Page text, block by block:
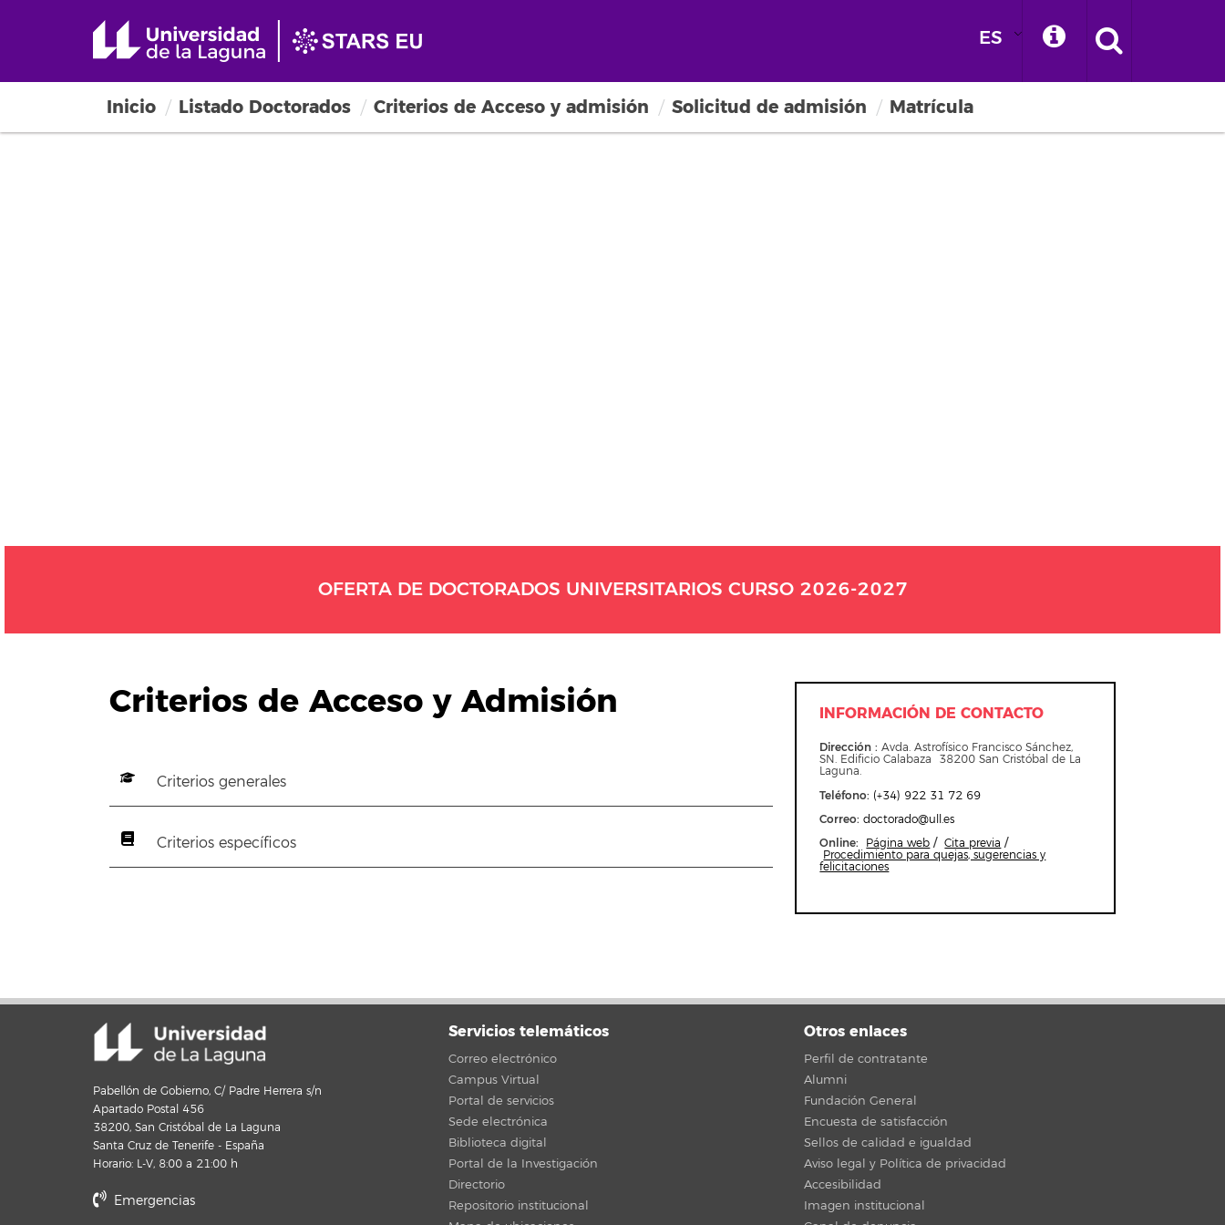
ES
Inicio Listado Doctorados Criterios de Acceso y admisión Solicitud de admisión Matrícula
OFERTA DE DOCTORADOS UNIVERSITARIOS CURSO 2026-2027
Criterios de Acceso y Admisión
Criterios generales
Criterios específicos
INFORMACIÓN DE CONTACTO
Dirección :Avda. Astrofísico Francisco Sánchez,
SN. Edificio Calabaza 38200 San Cristóbal de La
Laguna.
Teléfono: (+34) 922 31 72 69
Correo:doctorado@ull.es
Online: Página web / Cita previa /
Procedimiento para quejas, sugerencias y
felicitaciones
Pabellón de Gobierno, C/ Padre Herrera s/n
Apartado Postal 456
38200, San Cristóbal de La Laguna
Santa Cruz de Tenerife - España
Horario: L-V, 8:00 a 21:00 h
Emergencias
Servicios telemáticos
Correo electrónico
Campus Virtual
Portal de servicios
Sede electrónica
Biblioteca digital
Portal de la Investigación
Directorio
Repositorio institucional
Otros enlaces
Perfil de contratante
Alumni
Fundación General
Encuesta de satisfacción
Sellos de calidad e igualdad
Aviso legal y Política de privacidad
Accesibilidad
Imagen institucional